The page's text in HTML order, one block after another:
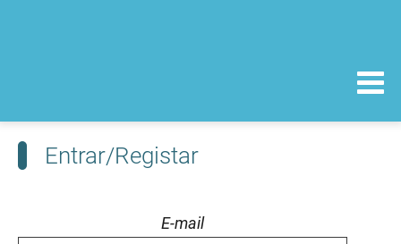
Entrar/Registar
E-mail